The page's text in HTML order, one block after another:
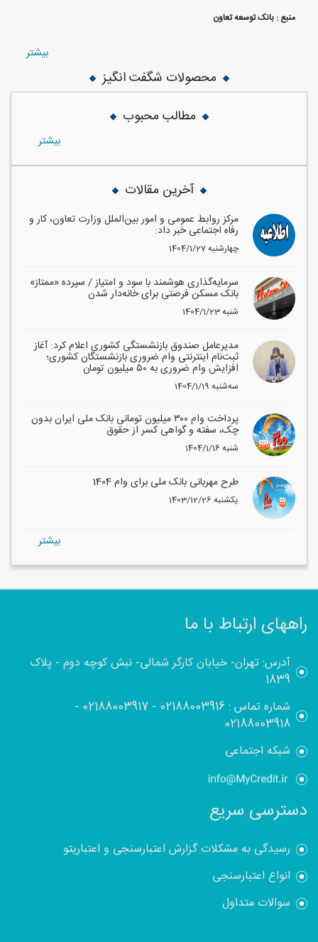
منبع : بانک توسعه تعاون
بيشتر
محصولات شگفت انگیز
مطالب محبوب
بيشتر
آخرین مقالات
مرکز روابط عمومی و امور بین‌الملل وزارت تعاون، کار و
رفاه اجتماعی خبر داد:
1404/1/27 چهارشنبه
سرمایه‌گذاری هوشمند با سود و امتیاز / سپرده «ممتاز»
بانک مسکن فرصتی برای خانه‌دار شدن
1404/1/23 شنبه
مدیرعامل صندوق بازنشستگی کشوری اعلام کرد: آغاز
ثبت‌نام اینترنتی وام ضروری بازنشستگان کشوری؛
افزایش وام ضروری به ۵۰ میلیون تومان
1404/1/19 سه‌شنبه
پرداخت وام ۳۰۰ میلیون تومانی بانک ملی ایران بدون
چک، سفته و گواهی کسر از حقوق
1404/1/16 شنبه
طرح مهربانی بانک ملی برای وام 1404
1403/12/26 یکشنبه
بيشتر
راههای ارتباط با ما
آدرس: تهران- خیابان کارگر شمالی- نبش کوچه دوم - پلاک
1839
شماره تماس :02188003916
-
02188003917
-
02188003918
شبکه اجتماعی
دسترسی سریع
رسیدگی به مشکلات گزارش اعتبارسنجی و اعتباریتو
انواع اعتبارسنجی
سوالات متداول